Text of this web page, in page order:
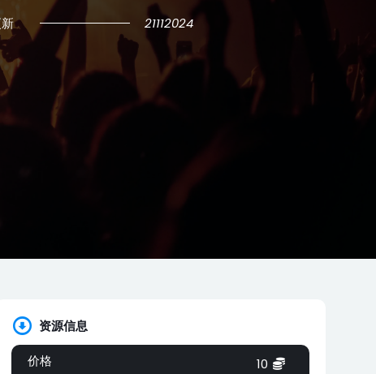
21112024
资源信息
价格
10